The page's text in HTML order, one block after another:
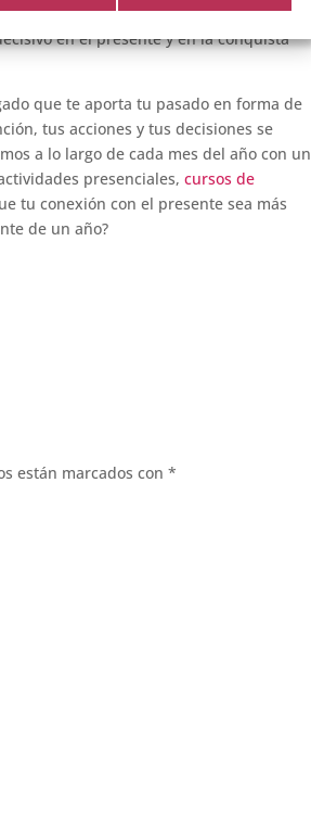
nuevas oportunidades que pueden
en el presente y en la conquista
que te aporta tu pasado en forma de
tus acciones y tus decisiones se
a lo largo de cada mes del año con un
presenciales,cursos de
tu conexión con el presente sea más
de un año?
están marcados con*